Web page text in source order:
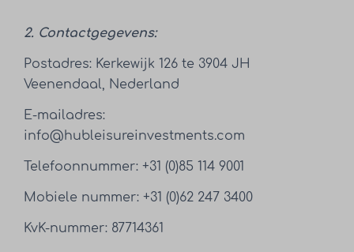
2. Contactgegevens:
Postadres: Kerkewijk 126 te 3904 JH
Veenendaal, Nederland
E-mailadres:
info@hubleisureinvestments.com
Telefoonnummer: +31 (0)85 114 9001
Mobiele nummer: +31 (0)62 247 3400
KvK-nummer: 87714361